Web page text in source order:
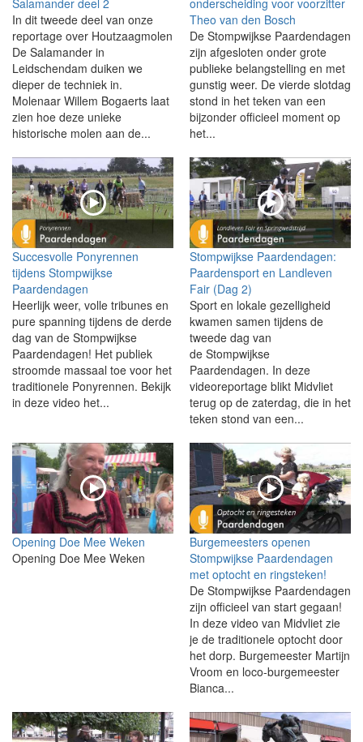
In dit tweede deel van onze
reportage over Houtzaagmolen
De Salamander in
Leidschendam duiken we
dieper de techniek in.
Molenaar Willem Bogaerts laat
zien hoe deze unieke
historische molen aan de...
Theo van den Bosch
De Stompwijkse Paardendagen
zijn afgesloten onder grote
publieke belangstelling en met
gunstig weer. De vierde slotdag
stond in het teken van een
bijzonder officieel moment op
het...
Succesvolle Ponyrennen
tijdens Stompwijkse
Paardendagen
Heerlijk weer, volle tribunes en
pure spanning tijdens de derde
dag van de Stompwijkse
Paardendagen! Het publiek
stroomde massaal toe voor het
traditionele Ponyrennen. Bekijk
in deze video het...
Stompwijkse Paardendagen:
Paardensport en Landleven
Fair (Dag 2)
Sport en lokale gezelligheid
kwamen samen tijdens de
tweede dag van
de Stompwijkse
Paardendagen. In deze
videoreportage blikt Midvliet
terug op de zaterdag, die in het
teken stond van een...
Opening Doe Mee Weken
Opening Doe Mee Weken
Burgemeesters openen
Stompwijkse Paardendagen
met optocht en ringsteken!
De Stompwijkse Paardendagen
zijn officieel van start gegaan!
In deze video van Midvliet zie
je de traditionele optocht door
het dorp. Burgemeester Martijn
Vroom en loco-burgemeester
Bianca...